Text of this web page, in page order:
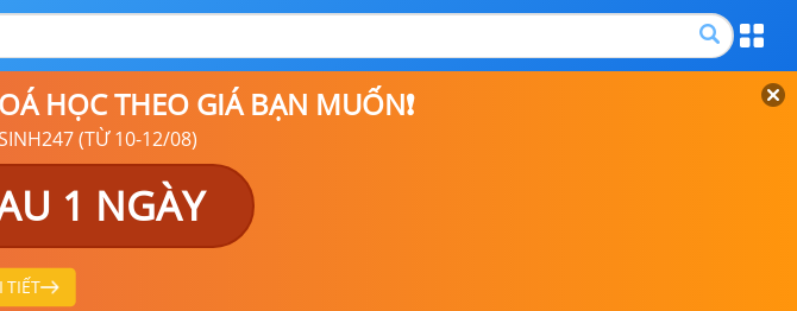
HỌC THEO GIÁ BẠN MUỐN❗
(TỪ 10-12/08)
1 NGÀY
TIẾT